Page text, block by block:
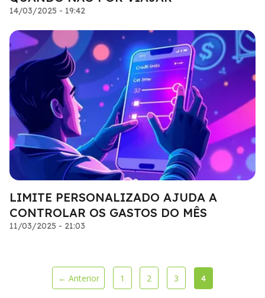
14/03/2025 - 19:42
LIMITE PERSONALIZADO AJUDA A
CONTROLAR OS GASTOS DO MÊS
11/03/2025 - 21:03
← Anterior 1 2 3 4